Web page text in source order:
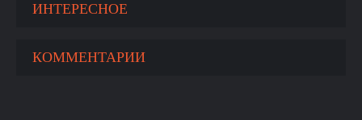
ИНТЕРЕСНОЕ
КОММЕНТАРИИ